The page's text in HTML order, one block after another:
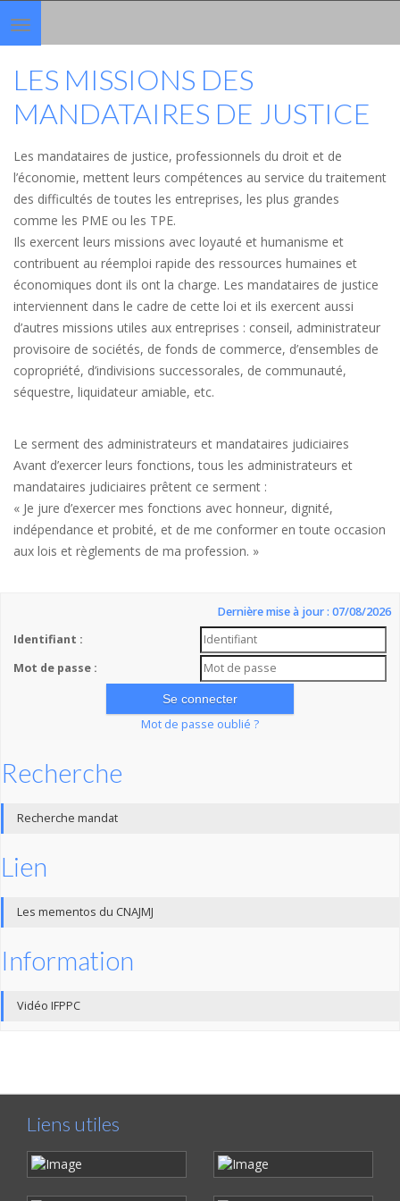
Toggle
navigation
LES MISSIONS DES
MANDATAIRES DE JUSTICE
Les mandataires de justice, professionnels du droit et de
l’économie, mettent leurs compétences au service du traitement
des difficultés de toutes les entreprises, les plus grandes
comme les PME ou les TPE.
Ils exercent leurs missions avec loyauté et humanisme et
contribuent au réemploi rapide des ressources humaines et
économiques dont ils ont la charge. Les mandataires de justice
interviennent dans le cadre de cette loi et ils exercent aussi
d’autres missions utiles aux entreprises : conseil, administrateur
provisoire de sociétés, de fonds de commerce, d’ensembles de
copropriété, d’indivisions successorales, de communauté,
séquestre, liquidateur amiable, etc.
Le serment des administrateurs et mandataires judiciaires
Avant d’exercer leurs fonctions, tous les administrateurs et
mandataires judiciaires prêtent ce serment :
« Je jure d’exercer mes fonctions avec honneur, dignité,
indépendance et probité, et de me conformer en toute occasion
aux lois et règlements de ma profession. »
Dernière mise à jour : 07/08/2026
Identifiant :
Mot de passe :
Mot de passe oublié ?
Recherche
Recherche mandat
Lien
Les mementos du CNAJMJ
Information
Vidéo IFPPC
Liens utiles